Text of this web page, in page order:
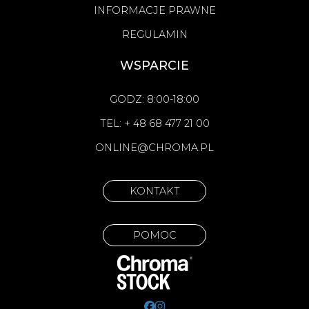
INFORMACJE PRAWNE
REGULAMIN
WSPARCIE
GODZ: 8:00-18:00
TEL: + 48 68 477 21 00
ONLINE@CHROMA.PL
KONTAKT
POMOC